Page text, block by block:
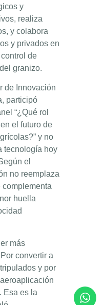
y
realiza
y colabora
y privados en
de
granizo.
de Innovación
participó
“¿Qué rol
el futuro de
y no
tecnología hoy
el
no reemplaza
complementa
huella
más
convertir a
y por
Esa es la